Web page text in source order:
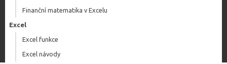
Finanční matematika v Excelu
Excel
Excel funkce
Excel návody